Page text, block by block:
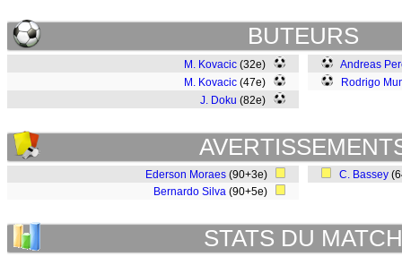
BUTEURS
M. Kovacic (32e)
M. Kovacic (47e)
J. Doku (82e)
Andreas
Rodrigo
Ederson Moraes (90+3e)
Bernardo Silva (90+5e)
C. Bassey
STATS DU MATCH